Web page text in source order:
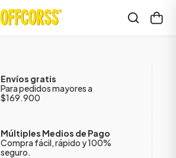
Envíos gratis
Para pedidos mayores a
$169.900
Múltiples Medios de Pago
Compra fácil, rápido y 100%
seguro.